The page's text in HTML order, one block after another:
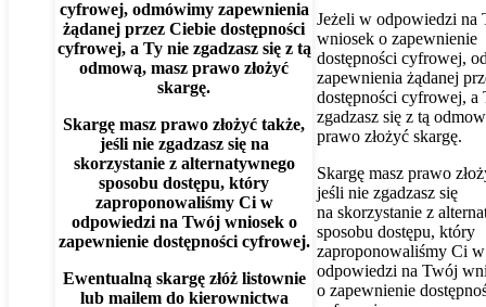
cyfrowej, odmówimy zapewnienia
żądanej przez Ciebie dostępności
cyfrowej, a Ty nie zgadzasz się z tą
odmową, masz prawo złożyć
skargę.
Skargę masz prawo złożyć także,
jeśli nie zgadzasz się na
skorzystanie z alternatywnego
sposobu dostępu, który
zaproponowaliśmy Ci w
odpowiedzi na Twój wniosek o
zapewnienie dostępności cyfrowej.
Ewentualną skargę złóż listownie
lub mailem do kierownictwa
Jeżeli w odpowiedzi na
wniosek o zapewnienie
dostępności cyfrowej,
zapewnienia żądanej
dostępności cyfrowej, a
zgadzasz się z tą
prawo złożyć skargę.
Skargę masz prawo
jeśli nie zgadzasz się
na skorzystanie z
sposobu dostępu, który
zaproponowaliśmy Ci w
odpowiedzi na Twój
o zapewnienie